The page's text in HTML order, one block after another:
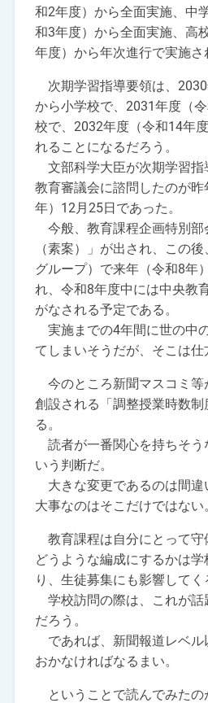
和2年度）から全面実施、中
和3年度）から全面実施、高
年度）から年次進行で実施さ
次期学習指導要領は、2030
から小学校で、2031年度（
校で、2032年度（令和14年
れることになるだろう。
文部科学大臣が次期学習指
教育審議会に諮問したのが
年）12月25日であった。
今般、教育課程企画特別部
（素案）」が出され、この
グループ）で来年（令和8年
れ、令和8年度中には中央教
がなされる予定である。
実施までの4年間に世の中
てしまいそうだが、そこは仕
今のところ新聞マスコミ等
創設される「調整授業時数
る。
読者が一番関心を持ちそう
いう判断だ。
大きな変更であるのは間違
大事なのはそこだけではない
教育課程は自分にとって守
どうような編成にするかは
り、生徒募集にも影響してく
学校訪問の際は、これが話
だろう。
であれば、新聞報道レベル
おかなければなるまい。
ということで読んでみたの